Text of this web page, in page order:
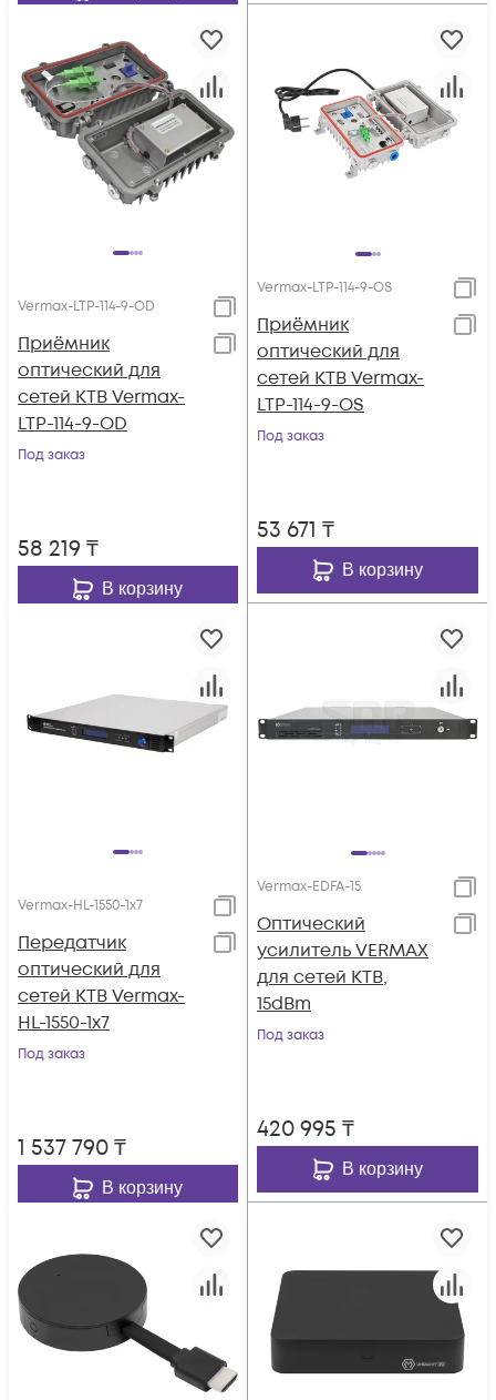
Vermax-LTP-114-9-OD
Приёмник
оптический для
сетей КТВ Vermax-
LTP-114-9-OD
Под заказ
58 219 ₸
В корзину
Vermax-LTP-114-9-OS
Приёмник
оптический для
сетей КТВ Vermax-
LTP-114-9-OS
Под заказ
53 671 ₸
В корзину
Vermax-HL-1550-1x7
Передатчик
оптический для
сетей КТВ Vermax-
HL-1550-1x7
Под заказ
1 537 790₸
В корзину
Vermax-EDFA-15
Оптический
усилитель VERMAX
для сетей КТВ,
15dBm
Под заказ
420 995 ₸
В корзину